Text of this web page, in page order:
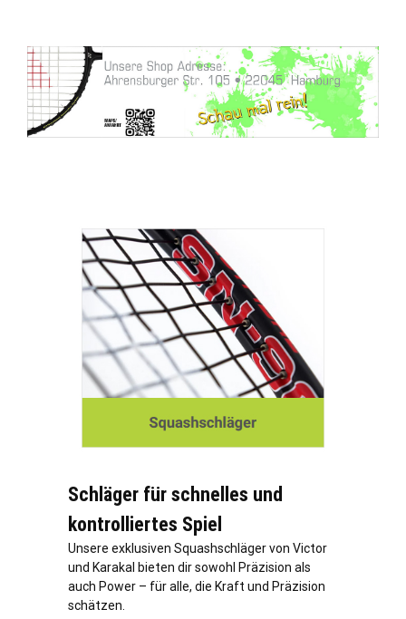
Schläger für schnelles und
kontrolliertes Spiel
Unsere exklusiven Squashschläger von Victor
und Karakal bieten dir sowohl Präzision als
auch Power – für alle, die Kraft und Präzision
schätzen.